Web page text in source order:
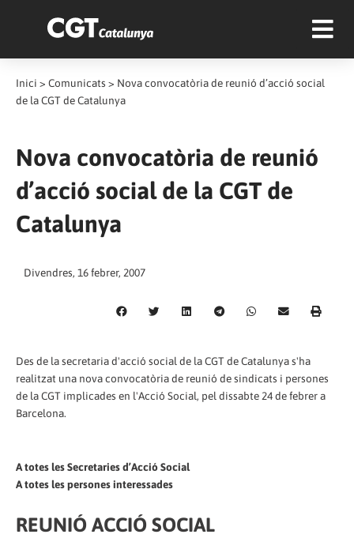
Inici > Comunicats > Nova convocatòria de reunió d’acció social
de la CGT de Catalunya
Nova convocatòria de reunió
d’acció social de la CGT de
Catalunya
Divendres, 16 febrer, 2007
Des de la secretaria d'acció social de la CGT de Catalunya s'ha
realitzat una nova convocatòria de reunió de sindicats i persones
de la CGT implicades en l'Acció Social, pel dissabte 24 de febrer a
Barcelona.
A totes les Secretaries d’Acció Social
A totes les persones interessades
REUNIÓ ACCIÓ SOCIAL